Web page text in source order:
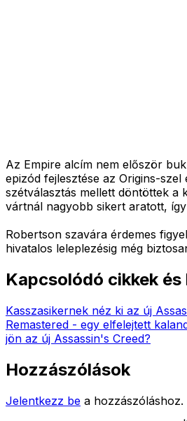
Az Empire alcím nem először
epizód fejlesztése az Origins-
szétválasztás mellett döntöttek a
vártnál nagyobb sikert aratott,
Robertson szavára érdemes
hivatalos leleplezésig még
Kapcsolódó cikkek és
Kasszasikernek néz ki az új
Remastered - egy elfelejtett
jön az új Assassin's Creed?
Hozzászólások
Jelentkezz be a hozzászóláshoz.